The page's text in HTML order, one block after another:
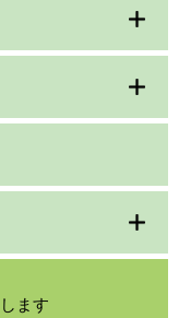
ます